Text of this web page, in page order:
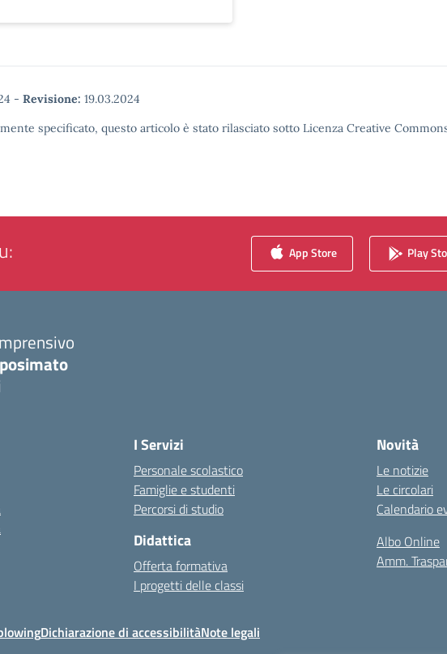
- Revisione: 19.03.2024
specificato, questo articolo è stato rilasciato sotto Licenza Creative
App Store Play
I Servizi
Personale scolastico
Famiglie e studenti
Percorsi di studio
Didattica
Offerta formativa
I progetti delle classi
Novità
Le notizie
Le circolari
Calendario
Albo Online
Amm.
Dichiarazione di accessibilitàNote legali